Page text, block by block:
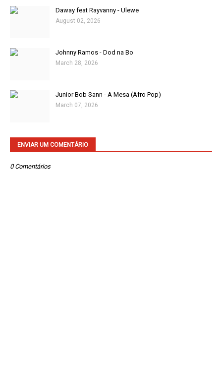
Daway feat Rayvanny - Ulewe
August 02, 2026
Johnny Ramos - Dod na Bo
March 28, 2026
Junior Bob Sann - A Mesa (Afro Pop)
March 07, 2026
ENVIAR UM COMENTÁRIO
0 Comentários